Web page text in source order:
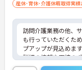
産休･育休･介護休暇取得実績
訪問介護業務の他、
も行っていただくた
プアップが見込めま
詳細の情報や面接の
気軽にお問い合わせ